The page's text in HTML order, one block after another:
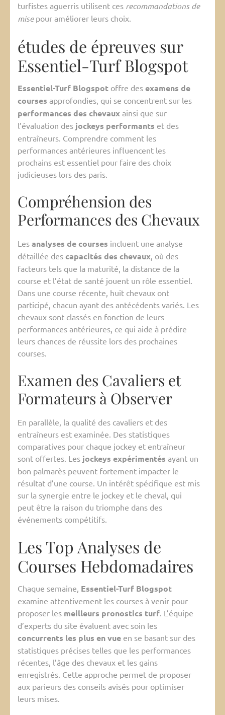
turfistes aguerris utilisent ces recommandations de
misepour améliorer leurs choix.
études de épreuves sur
Essentiel-Turf Blogspot
Essentiel-Turf Blogspot offre des examens de
courses approfondies, qui se concentrent sur les
performances des chevaux ainsi que sur
l’évaluation des jockeys performants et des
entraîneurs. Comprendre comment les
performances antérieures influencent les
prochains est essentiel pour faire des choix
judicieuses lors des paris.
Compréhension des
Performances des Chevaux
Les analyses de courses incluent une analyse
détaillée des capacités des chevaux, où des
facteurs tels que la maturité, la distance de la
course et l’état de santé jouent un rôle essentiel.
Dans une course récente, huit chevaux ont
participé, chacun ayant des antécédents variés. Les
chevaux sont classés en fonction de leurs
performances antérieures, ce qui aide à prédire
leurs chances de réussite lors des prochaines
courses.
Examen des Cavaliers et
Formateurs à Observer
En parallèle, la qualité des cavaliers et des
entraîneurs est examinée. Des statistiques
comparatives pour chaque jockey et entraîneur
sont offertes. Les jockeys expérimentés ayant un
bon palmarès peuvent fortement impacter le
résultat d’une course. Un intérêt spécifique est mis
sur la synergie entre le jockey et le cheval, qui
peut être la raison du triomphe dans des
événements compétitifs.
Les Top Analyses de
Courses Hebdomadaires
Chaque semaine, Essentiel-Turf Blogspot
examine attentivement les courses à venir pour
proposer les meilleurs pronostics turf. L’équipe
d’experts du site évaluent avec soin les
concurrents les plus en vue en se basant sur des
statistiques précises telles que les performances
récentes, l’âge des chevaux et les gains
enregistrés. Cette approche permet de proposer
aux parieurs des conseils avisés pour optimiser
leurs mises.